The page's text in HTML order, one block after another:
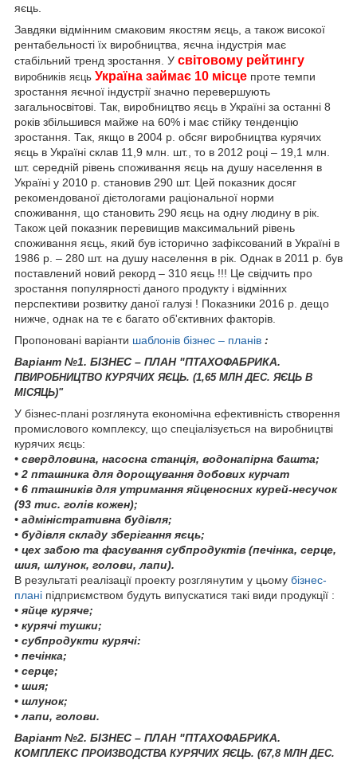
яєць
Завдяки відмінним смаковим якостям яєць, а також високої
рентабельності їх виробництва, яєчна індустрія має
стабільний тренд зростання. У світовому рейтингу
виробників яєць Україна займає 10 місце проте темпи
зростання яєчної індустрії значно перевершують
загальносвітові. Так, виробництво яєць в Україні за останні 8
років збільшився майже на 60% і має стійку тенденцію
зростання. Так, якщо в 2004 р. обсяг виробництва курячих
яєць в Україні склав 11,9 млн. шт., то в 2012 році – 19,1 млн.
шт. середній рівень споживання яєць на душу населення в
Україні у 2010 р. становив 290 шт. Цей показник досяг
рекомендованої дієтологами раціональної норми
споживання, що становить 290 яєць на одну людину в рік.
Також цей показник перевищив максимальний рівень
споживання яєць, який був історично зафіксований в Україні в
1986 р. – 280 шт. на душу населення в рік. Однак в 2011 р. був
поставлений новий рекорд – 310 яєць !!! Це свідчить про
зростання популярності даного продукту і відмінних
перспективи розвитку даної галузі ! Показники 2016 р. дещо
нижче, однак на те є багато об'єктивних факторів.
Пропоновані варіанти шаблонів бізнес – планів :
Варіант №1. БІЗНЕС – ПЛАН "ПТАХОФАБРИКА.
ПВИРОБНИЦТВО КУРЯЧИХ ЯЄЦЬ. (1,65 МЛН ДЕС. ЯЄЦЬ В
МІСЯЦЬ)"
У бізнес-плані розглянута економічна ефективність створення
промислового комплексу, що спеціалізується на виробництві
курячих яєць:
• свердловина, насосна станція, водонапірна башта;
• 2 пташника для дорощування добових курчат
• 6 пташників для утримання яйценосних курей-несучок
(93 тис. голів кожен);
• адміністративна будівля;
• будівля складу зберігання яєць;
• цех забою та фасування субпродуктів (печінка, серце,
шия, шлунок, голови, лапи).
В результаті реалізації проекту розглянутим у цьому бізнес-
плані підприємством будуть випускатися такі види продукції :
• яйце куряче;
• курячі тушки;
• субпродукти курячі:
• печінка;
• серце;
• шия;
• шлунок;
• лапи, голови.
Варіант №2. БІЗНЕС – ПЛАН "ПТАХОФАБРИКА.
КОМПЛЕКС ПРОИЗВОДСТВА КУРЯЧИХ ЯЄЦЬ. (67,8 МЛН ДЕС.